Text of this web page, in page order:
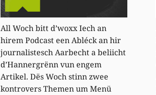
All Woch bitt d’woxx Iech an
hirem Podcast een Abléck an hir
journalistesch Aarbecht a beliicht
d’Hannergrënn vun engem
Artikel. Dës Woch stinn zwee
kontrovers Themen um Menü